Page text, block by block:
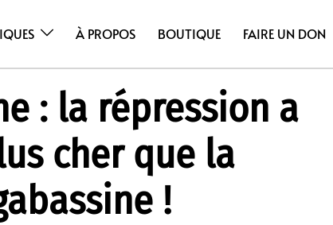
À PROPOS BOUTIQUE FAIRE UN DON
: la répression a
cher que la
!